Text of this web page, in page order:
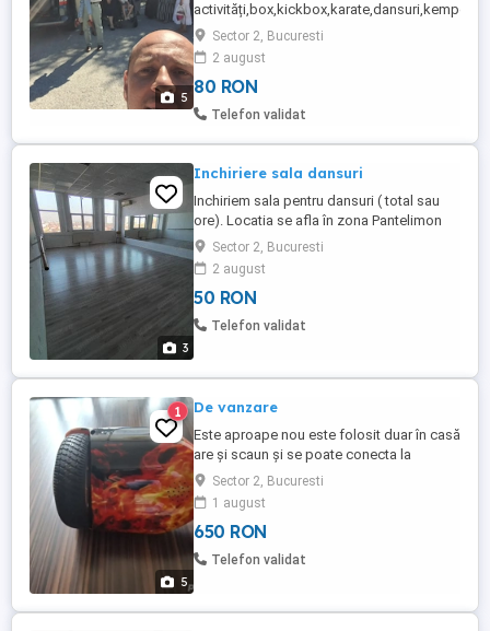
5
activități,box,kickbox,karate,dansuri,kempo
etc...toaleta,..etc
Sector 2, Bucuresti
2 august
80 RON
Telefon validat
3
Inchiriere sala dansuri
Inchiriem sala pentru dansuri ( total sau
ore). Locatia se afla în zona Pantelimon
(Conplex Delfinului). Dotari: oglinzi, bare
pentru balet, aer condiționat, vestiare,
grupuri sanitare, zona asteptare însoțitori.
Preț 50 lei ora.
Sector 2, Bucuresti
2 august
50 RON
Telefon validat
5
1 De vanzare
Este aproape nou este folosit duar în casă
are și scaun și se poate conecta la
telefonul mobil și se aude muzica dorită .
Sector 2, Bucuresti
1 august
650 RON
Telefon validat